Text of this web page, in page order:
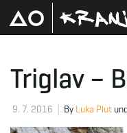
Triglav –
9. 7. 2016 By Luka Plut